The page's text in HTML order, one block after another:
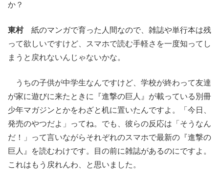
か？
東村紙のマンガで育った人間なので、雑誌や単行本は残
って欲しいですけど、スマホで読む手軽さを一度知ってし
まうと戻れないんじゃないかな。
うちの子供が中学生なんですけど、学校が終わって友達
が家に遊びに来たときに『進撃の巨人』が載っている別冊
少年マガジンとかをわざと机に置いたんですよ。「今日、
発売のやつだよ」ってね。でも、彼らの反応は「そうなん
だ！」って言いながらそれぞれのスマホで最新の『進撃の
巨人』を読むわけです。目の前に雑誌があるのにですよ。
これはもう戻れんわ、と思いました。